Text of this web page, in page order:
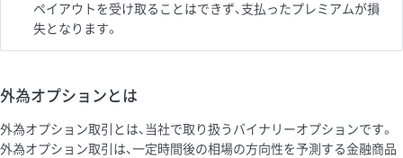
ペイアウトを受け取ることはできず、支払ったプレミアムが損
失となります。
外為オプションとは
外為オプション取引とは、当社で取り扱うバイナリーオプションです。
外為オプション取引は、一定時間後の相場の方向性を予測する金融商品